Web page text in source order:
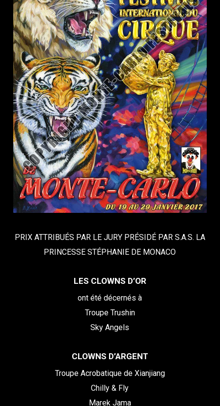
PRIX ATTRIBUÉS PAR LE JURY PRÉSIDÉ PAR S.A.S. LA
PRINCESSE STÉPHANIE DE MONACO
LES CLOWNS D’OR
ont été décernés à
Troupe Trushin
Sky Angels
CLOWNS D’ARGENT
Troupe Acrobatique de Xianjiang
Chilly & Fly
Marek Jama